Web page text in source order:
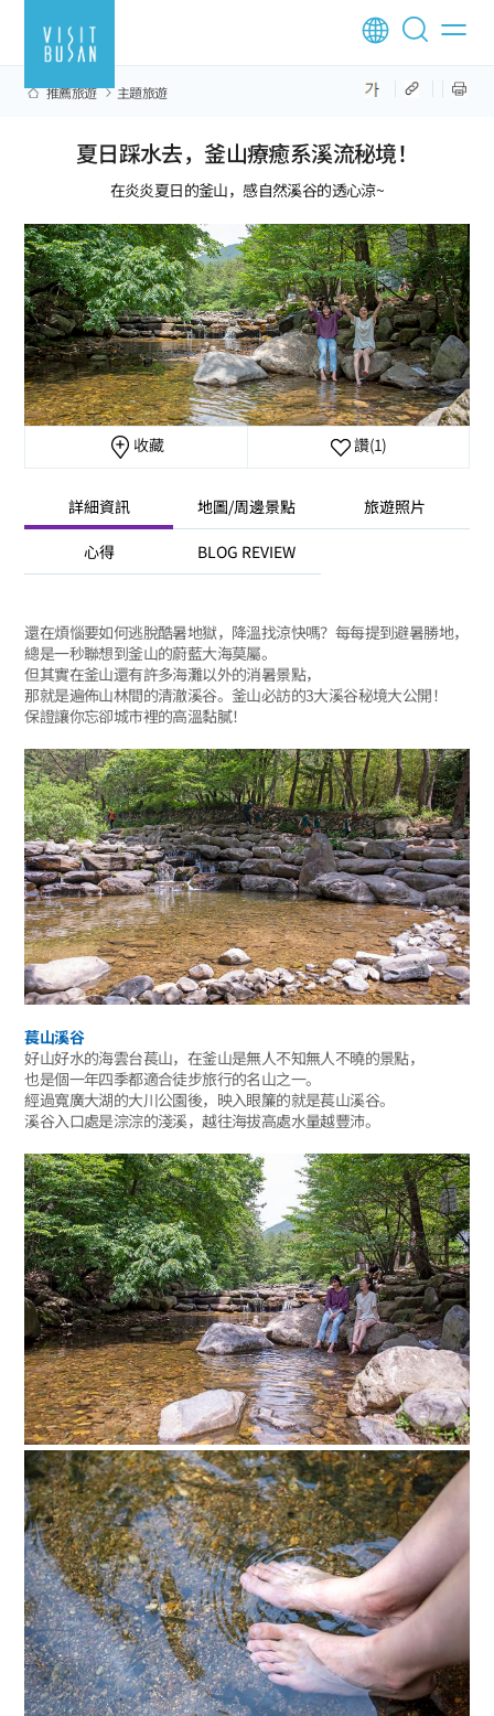
推薦旅遊 主題旅遊
夏日踩水去，釜山療癒系溪流秘境！
在炎炎夏日的釜山，感自然溪谷的透心涼~
收藏 讚(1)
詳細資訊 地圖/周邊景點 旅遊照片
心得 BLOG REVIEW
還在煩惱要如何逃脫酷暑地獄，降溫找涼快嗎？每每提到避暑勝地，
總是一秒聯想到釜山的蔚藍大海莫屬。
但其實在釜山還有許多海灘以外的消暑景點，
那就是遍佈山林間的清澈溪谷。釜山必訪的3大溪谷秘境大公開！
保證讓你忘卻城市裡的高溫黏膩！
萇山溪谷
好山好水的海雲台萇山，在釜山是無人不知無人不曉的景點，
也是個一年四季都適合徒步旅行的名山之一。
經過寬廣大湖的大川公園後，映入眼簾的就是萇山溪谷。
溪谷入口處是淙淙的淺溪，越往海拔高處水量越豐沛。